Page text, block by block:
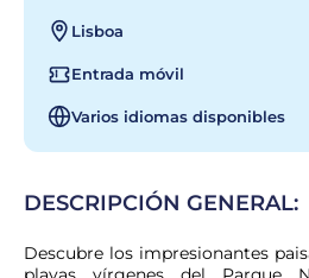
Lisboa
Entrada móvil
Varios idiomas disponibles
DESCRIPCIÓN GENERAL:
Descubre los impresionantes